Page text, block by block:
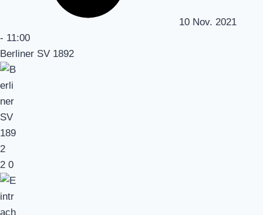
10 Nov. 2021
- 11:00
Berliner SV 1892
2 0